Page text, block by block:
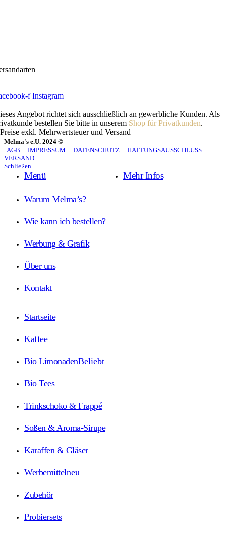
f Instagram
Angebot richtet sich ausschließlich an gewerbliche Kunden. Als
bestellen Sie bitte in unserem Shop für Privatkunden.
exkl. Mehrwertsteuer und Versand
Melma's e.U. 2024 ©
AGB
IMPRESSUM DATENSCHUTZ
HAFTUNGSAUSSCHLUSS
VERSAND
Schließen
Menü Mehr Infos
Warum Melma’s?
Wie kann ich bestellen?
Werbung & Grafik
Über uns
Kontakt
Startseite
Kaffee
Bio LimonadenBeliebt
Bio Tees
Trinkschoko & Frappé
Soßen & Aroma-Sirupe
Karaffen & Gläser
Werbemittelneu
Zubehör
Probiersets